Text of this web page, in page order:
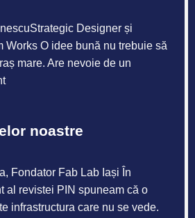
Designer și
Works O idee bună nu trebuie să
mare. Are nevoie de un
noastre
Fondator Fab Lab Iași În
al revistei PIN spuneam că o
infrastructura care nu se vede.